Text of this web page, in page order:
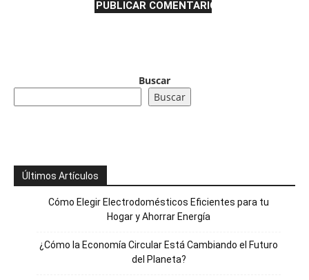
Buscar
Buscar
Últimos Artículos
Cómo Elegir Electrodomésticos Eficientes para tu
Hogar y Ahorrar Energía
¿Cómo la Economía Circular Está Cambiando el Futuro
del Planeta?